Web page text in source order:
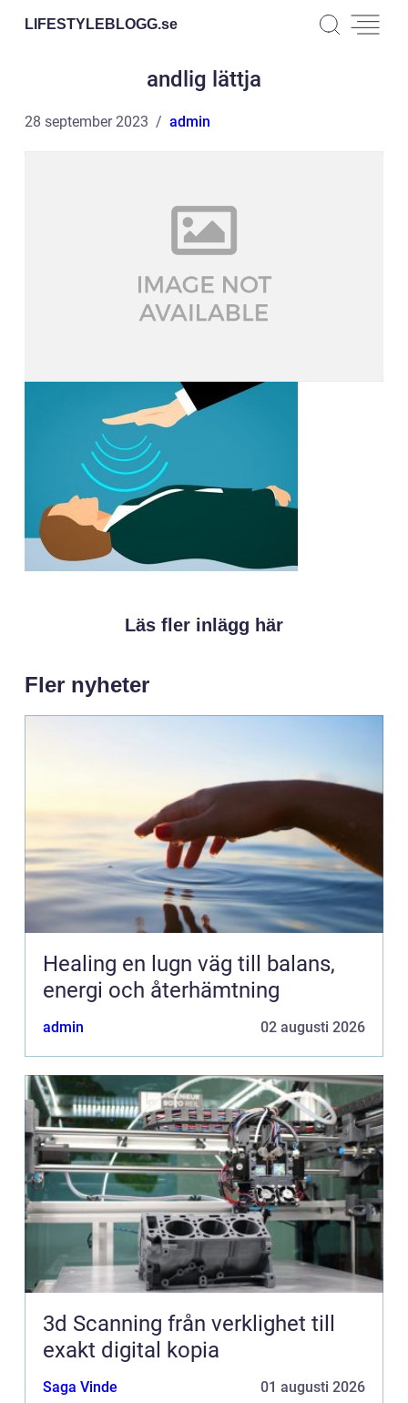
LIFESTYLEBLOGG.se
andlig lättja
28 september 2023 admin
Läs fler inlägg här
Fler nyheter
Healing en lugn väg till balans,
energi och återhämtning
admin 02 augusti 2026
3d Scanning från verklighet till
exakt digital kopia
Saga Vinde 01 augusti 2026